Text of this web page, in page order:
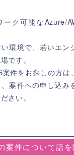
ーク可能なAzure/
環境で、若いエン
です。
件をお探しの方は
案件への申し込み
さい。